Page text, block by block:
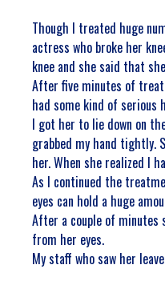
Though I treated huge
actress who broke her
knee and she said that
After five minutes of
had some kind of serious
I got her to lie down on
grabbed my hand tightly.
her. When she realized I
As I continued the
eyes can hold a huge
After a couple of minutes
from her eyes.
My staff who saw her